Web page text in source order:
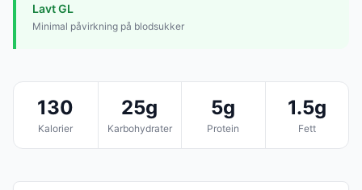
Lavt GL
Minimal påvirkning på blodsukker
130
Kalorier
25g
Karbohydrater
5g
Protein
1.5g
Fett